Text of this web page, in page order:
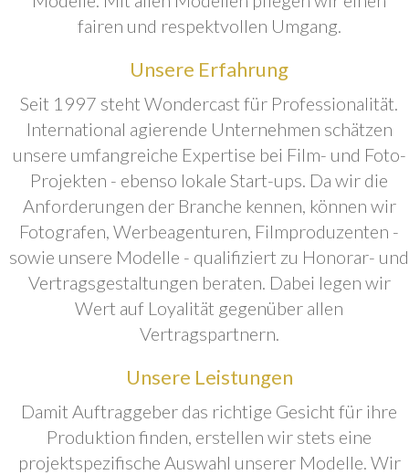
fairen und respektvollen Umgang.
Unsere Erfahrung
Seit 1997 steht Wondercast für Professionalität.
International agierende Unternehmen schätzen
unsere umfangreiche Expertise bei Film- und Foto-
Projekten - ebenso lokale Start-ups. Da wir die
Anforderungen der Branche kennen, können wir
Fotografen, Werbeagenturen, Filmproduzenten -
sowie unsere Modelle - qualifiziert zu Honorar- und
Vertragsgestaltungen beraten. Dabei legen wir
Wert auf Loyalität gegenüber allen
Vertragspartnern.
Unsere Leistungen
Damit Auftraggeber das richtige Gesicht für ihre
Produktion finden, erstellen wir stets eine
projektspezifische Auswahl unserer Modelle. Wir